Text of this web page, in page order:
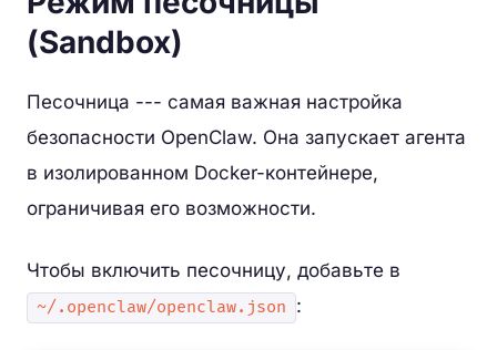
(Sandbox)
Песочница --- самая важная настройка
безопасности OpenClaw. Она запускает агента
в изолированном Docker-контейнере,
ограничивая его возможности.
Чтобы включить песочницу, добавьте в
~/.openclaw/openclaw.json :